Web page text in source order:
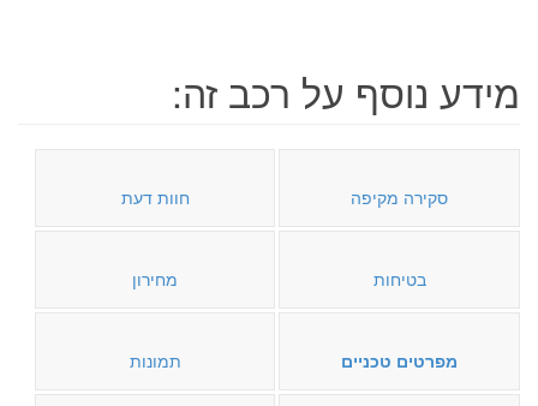
מידע נוסף על רכב זה:
סקירה מקיפה חוות דעת
בטיחות מחירון
מפרטים טכניים תמונות